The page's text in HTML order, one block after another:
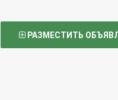
РАЗМЕСТИТЬ